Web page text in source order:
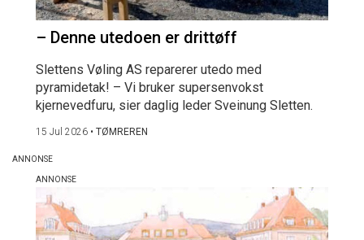
– Denne utedoen er drittøff
Slettens Vøling AS reparerer utedo med
pyramidetak! – Vi bruker supersenvokst
kjernevedfuru, sier daglig leder Sveinung Sletten.
15 Jul 2026 • TØMREREN